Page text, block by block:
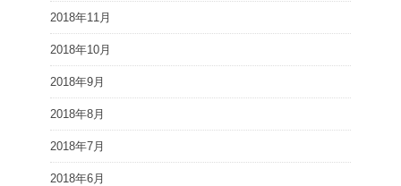
2018年11月
2018年10月
2018年9月
2018年8月
2018年7月
2018年6月